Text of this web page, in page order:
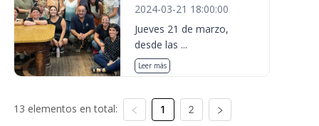
2024-03-21 18:00:00
Jueves 21 de marzo,
desde las ...
Leer más
13 elementos en total: 1 2